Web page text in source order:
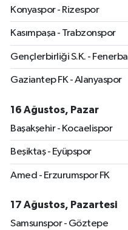
Konyaspor - Rizespor
Kasımpaşa - Trabzonspor
Gençlerbirliği S.K. -
Gaziantep FK - Alanyaspor
16 Ağustos, Pazar
Başakşehir - Kocaelispor
Beşiktaş - Eyüpspor
Amed - Erzurumspor FK
17 Ağustos, Pazartesi
Samsunspor - Göztepe